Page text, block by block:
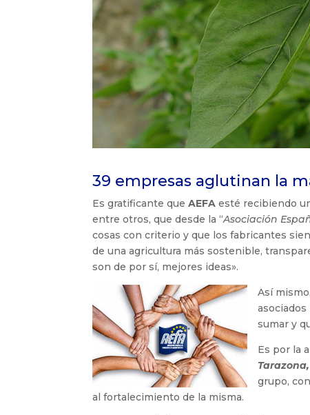
39 empresas aglutinan la
Es gratificante queAEFA esté recibiendo
entre otros, que desde la “Asociación
cosas con criterio y que los fabricantes
de una agricultura más sostenible,
son de por sí, mejores ideas».
Así
sumar y
Es por la
Tarazona,
grupo,
al fortalecimiento de la misma.